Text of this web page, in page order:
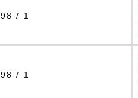
/ 1
/ 1